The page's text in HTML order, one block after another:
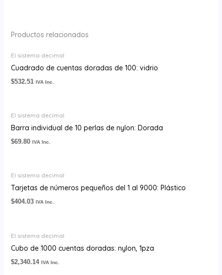
Productos relacionados
El sistema decimal
Cuadrado de cuentas doradas de 100: vidrio
$532.51 IVA Inc.
El sistema decimal
Barra individual de 10 perlas de nylon: Dorada
$69.80 IVA Inc.
El sistema decimal
Tarjetas de números pequeños del 1 al 9000: Plástico
$404.03 IVA Inc.
El sistema decimal
Cubo de 1000 cuentas doradas: nylon, 1pza
$2,340.14 IVA Inc.